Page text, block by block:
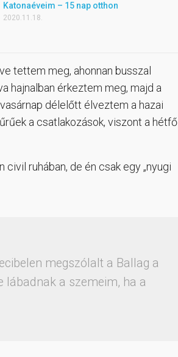
Katonaéveim – 15 nap otthon
2020.11.18.
tettem meg, ahonnan busszal
hajnalban érkeztem meg, majd a
délelőtt élveztem a hazai
a csatlakozások, viszont a hétfő
ruhában, de én csak egy „nyugi
megszólalt a Ballag a
lábadnak a szemeim, ha a